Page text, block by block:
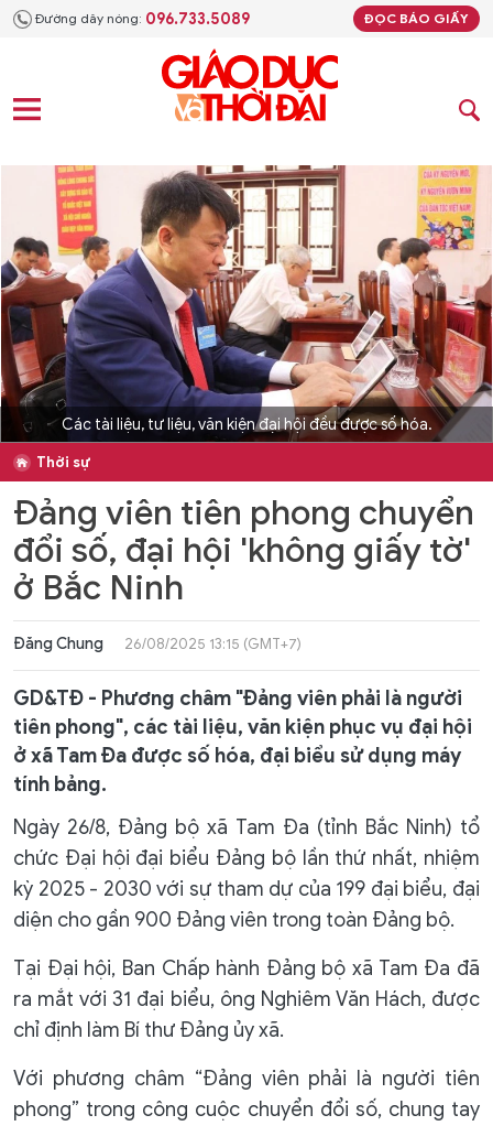
Đường dây nóng: 096.733.5089 ĐỌC BÁO GIẤY
Các tài liệu, tư liệu, văn kiện đại hội đều được số hóa.
Thời sự
Đảng viên tiên phong chuyển
đổi số, đại hội 'không giấy tờ'
ở Bắc Ninh
Đăng Chung 26/08/2025 13:15 (GMT+7)
GD&TĐ - Phương châm "Đảng viên phải là người
tiên phong", các tài liệu, văn kiện phục vụ đại hội
ở xã Tam Đa được số hóa, đại biểu sử dụng máy
tính bảng.
Ngày 26/8, Đảng bộ xã Tam Đa (tỉnh Bắc Ninh) tổ
chức Đại hội đại biểu Đảng bộ lần thứ nhất, nhiệm
kỳ 2025 - 2030 với sự tham dự của 199 đại biểu, đại
diện cho gần 900 Đảng viên trong toàn Đảng bộ.
Tại Đại hội, Ban Chấp hành Đảng bộ xã Tam Đa đã
ra mắt với 31 đại biểu, ông Nghiêm Văn Hách, được
chỉ định làm Bí thư Đảng ủy xã.
Với phương châm “Đảng viên phải là người tiên
phong” trong công cuộc chuyển đổi số, chung tay